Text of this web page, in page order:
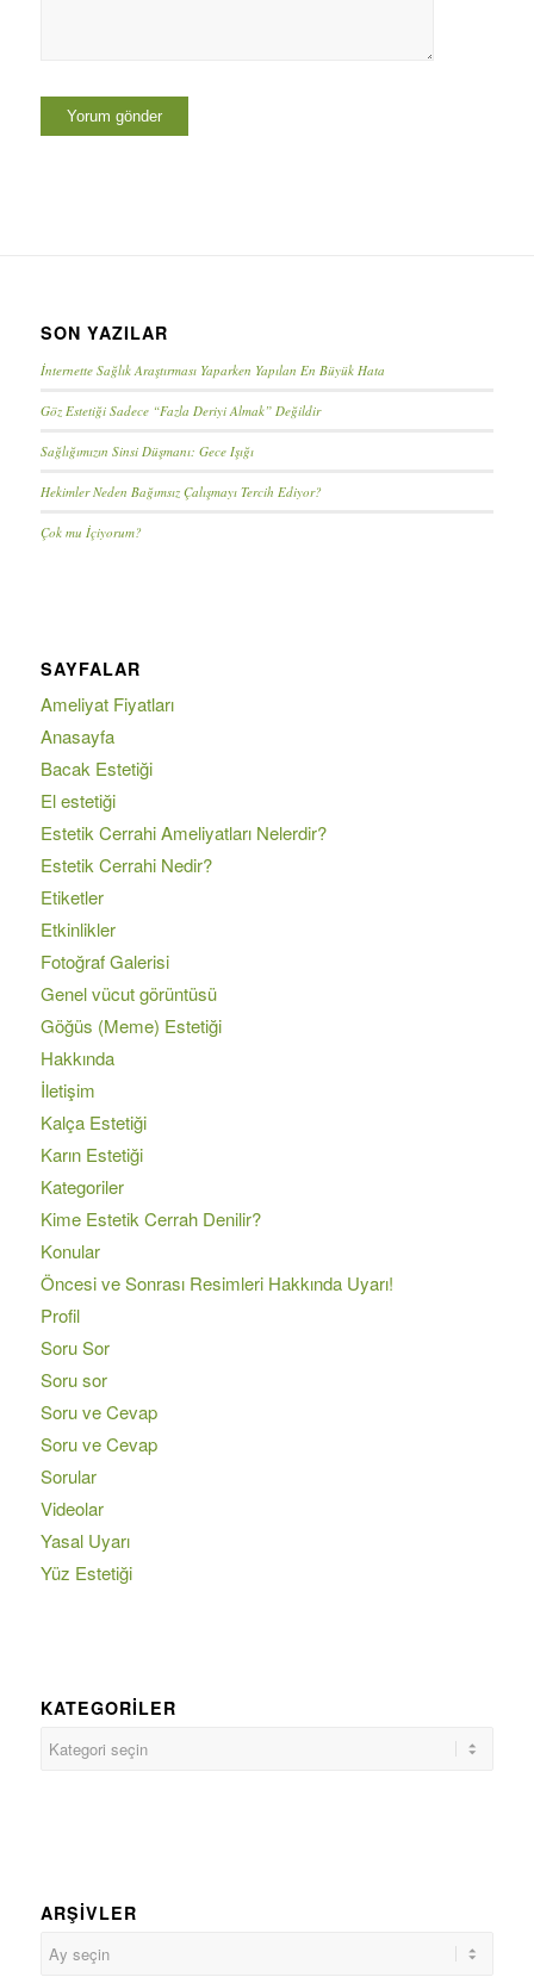
SON YAZILAR
İnternette Sağlık Araştırması Yaparken Yapılan En Büyük Hata
Göz Estetiği Sadece “Fazla Deriyi Almak” Değildir
Sağlığımızın Sinsi Düşmanı: Gece Işığı
Hekimler Neden Bağımsız Çalışmayı Tercih Ediyor?
Çok mu İçiyorum?
SAYFALAR
Ameliyat Fiyatları
Anasayfa
Bacak Estetiği
El estetiği
Estetik Cerrahi Ameliyatları Nelerdir?
Estetik Cerrahi Nedir?
Etiketler
Etkinlikler
Fotoğraf Galerisi
Genel vücut görüntüsü
Göğüs (Meme) Estetiği
Hakkında
İletişim
Kalça Estetiği
Karın Estetiği
Kategoriler
Kime Estetik Cerrah Denilir?
Konular
Öncesi ve Sonrası Resimleri Hakkında Uyarı!
Profil
Soru Sor
Soru sor
Soru ve Cevap
Soru ve Cevap
Sorular
Videolar
Yasal Uyarı
Yüz Estetiği
KATEGORILER
ARŞIVLER